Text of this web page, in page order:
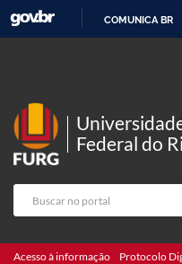
COMUNICA BR
Federal do
Acesso à informação Protocolo